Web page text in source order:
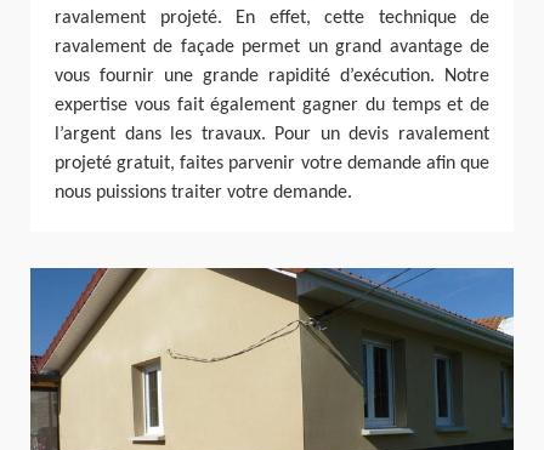
ravalement projeté. En effet, cette technique de
ravalement de façade permet un grand avantage de
vous fournir une grande rapidité d’exécution. Notre
expertise vous fait également gagner du temps et de
l’argent dans les travaux. Pour un devis ravalement
projeté gratuit, faites parvenir votre demande afin que
nous puissions traiter votre demande.